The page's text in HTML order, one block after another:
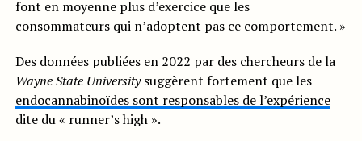
font en moyenne plus d’exercice que les
consommateurs qui n’adoptent pas ce comportement. »
Des données publiées en 2022 par des chercheurs de la
Wayne State Universitysuggèrent fortement que les
endocannabinoïdes sont responsables de l’expérience
dite du « runner’s high ».